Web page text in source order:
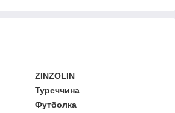
ZINZOLIN
Туреччина
Футболка